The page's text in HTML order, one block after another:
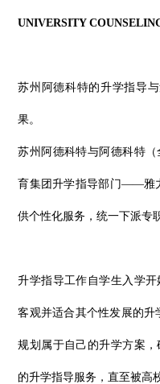
UNIVERSITY
苏州阿德科特的升学指导
果。
苏州阿德科特与阿德科特
育集团升学指导部门——雅
供个性化服务，统一下派专
升学指导工作自学生入学开
客观并适合其个性发展的
规划属于自己的升学方案
的升学指导服务，直至被高